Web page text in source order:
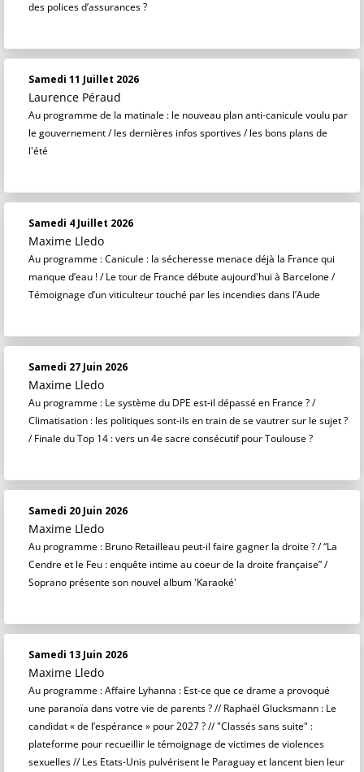
des polices d’assurances ?
Samedi 11 Juillet 2026
Laurence Péraud
Au programme de la matinale : le nouveau plan anti-canicule voulu par
le gouvernement / les dernières infos sportives / les bons plans de
l'été
Samedi 4 Juillet 2026
Maxime Lledo
Au programme : Canicule : la sécheresse menace déjà la France qui
manque d’eau ! / Le tour de France débute aujourd'hui à Barcelone /
Témoignage d’un viticulteur touché par les incendies dans l’Aude
Samedi 27 Juin 2026
Maxime Lledo
Au programme : Le système du DPE est-il dépassé en France ? /
Climatisation : les politiques sont-ils en train de se vautrer sur le sujet ?
/ Finale du Top 14 : vers un 4e sacre consécutif pour Toulouse ?
Samedi 20 Juin 2026
Maxime Lledo
Au programme : Bruno Retailleau peut-il faire gagner la droite ? / “La
Cendre et le Feu : enquête intime au coeur de la droite française” /
Soprano présente son nouvel album 'Karaoké'
Samedi 13 Juin 2026
Maxime Lledo
Au programme : Affaire Lyhanna : Est-ce que ce drame a provoqué
une paranoïa dans votre vie de parents ? // Raphaël Glucksmann : Le
candidat « de l’espérance » pour 2027 ? // "Classés sans suite" :
plateforme pour recueillir le témoignage de victimes de violences
sexuelles // Les Etats-Unis pulvérisent le Paraguay et lancent bien leur